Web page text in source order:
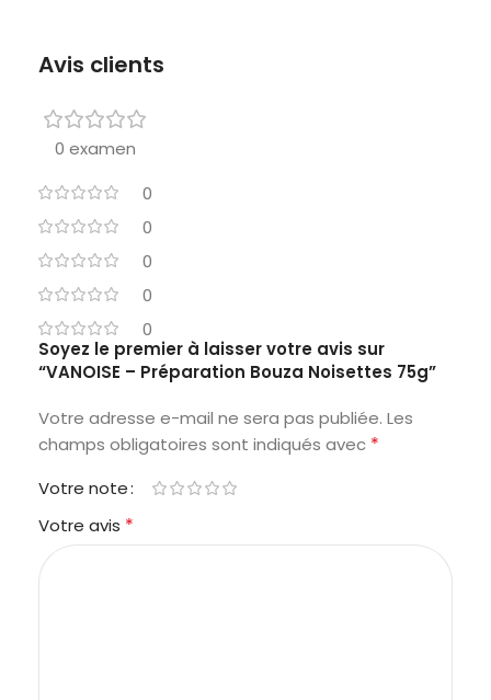
Avis clients
0 examen
0
0
0
0
0
Soyez le premier à laisser votre avis sur
“VANOISE – Préparation Bouza Noisettes 75g”
Votre adresse e-mail ne sera pas publiée. Les
champs obligatoires sont indiqués avec *
Votre note
Votre avis *